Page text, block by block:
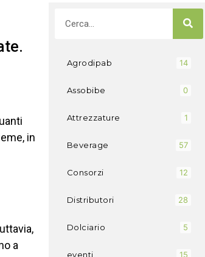
in
a
Agrodipab 14
Assobibe 0
Attrezzature 1
Beverage 57
Consorzi 12
Distributori 28
Dolciario 5
eventi 15